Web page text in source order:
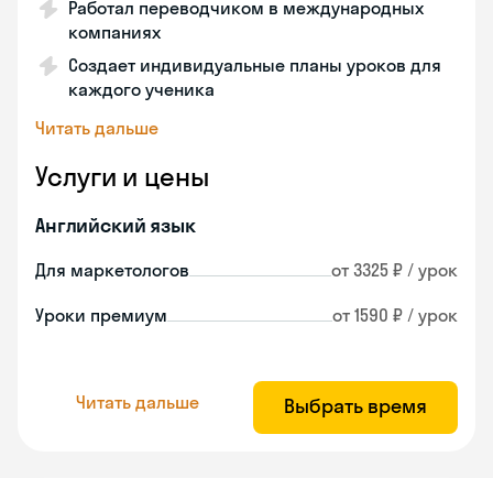
Работал переводчиком в международных
компаниях
Создает индивидуальные планы уроков для
каждого ученика
Читать дальше
Услуги и цены
Английский язык
Для маркетологов от 3325 ₽ / урок
Уроки премиум от 1590 ₽ / урок
Читать дальше Выбрать время